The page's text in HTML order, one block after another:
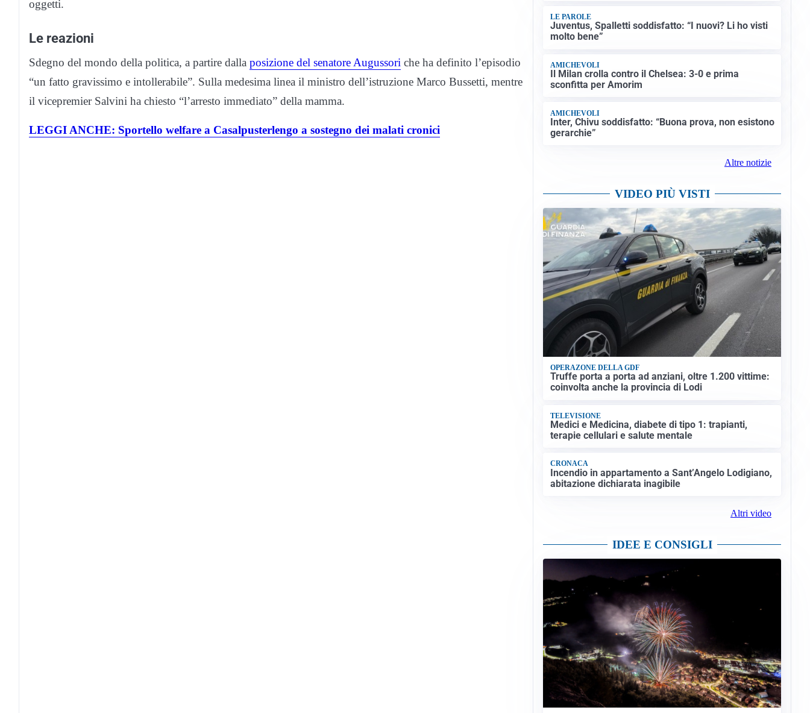
oggetti.
Le reazioni
Sdegno del mondo della politica, a partire dalla posizione del senatore Augussori che ha definito l’episodio
“un fatto gravissimo e intollerabile”. Sulla medesima linea il ministro dell’istruzione Marco Bussetti, mentre
il vicepremier Salvini ha chiesto “l’arresto immediato” della mamma.
LEGGI ANCHE: Sportello welfare a Casalpusterlengo a sostegno dei malati cronici
LE PAROLE
Juventus, Spalletti soddisfatto: “I nuovi? Li ho visti
molto bene”
AMICHEVOLI
Il Milan crolla contro il Chelsea: 3-0 e prima
sconfitta per Amorim
AMICHEVOLI
Inter, Chivu soddisfatto: “Buona prova, non esistono
gerarchie”
Altre notizie
VIDEO PIÙ VISTI
OPERAZONE DELLA GDF
Truffe porta a porta ad anziani, oltre 1.200 vittime:
coinvolta anche la provincia di Lodi
TELEVISIONE
Medici e Medicina, diabete di tipo 1: trapianti,
terapie cellulari e salute mentale
CRONACA
Incendio in appartamento a Sant’Angelo Lodigiano,
abitazione dichiarata inagibile
Altri video
IDEE E CONSIGLI